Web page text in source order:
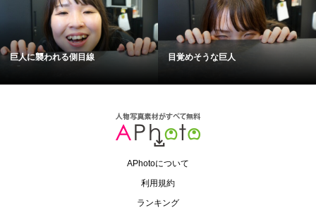
巨人に襲われる側目線 目覚めそうな巨人
APhotoについて
利用規約
ランキング